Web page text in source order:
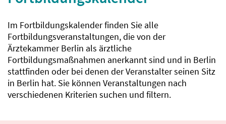
Im Fortbildungskalender finden Sie alle
Fortbildungsveranstaltungen, die von der
Ärztekammer Berlin als ärztliche
Fortbildungsmaßnahmen anerkannt sind und in Berlin
stattfinden oder bei denen der Veranstalter seinen Sitz
in Berlin hat. Sie können Veranstaltungen nach
verschiedenen Kriterien suchen und filtern.